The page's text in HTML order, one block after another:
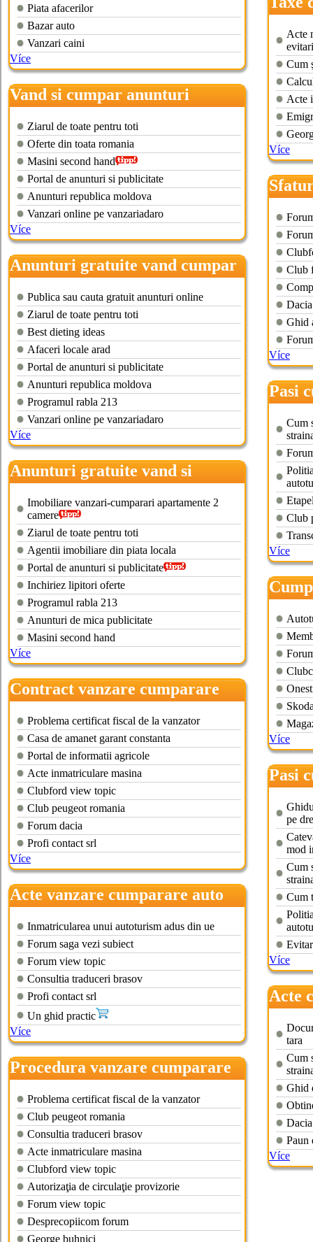
Piata afacerilor
Bazar auto
Vanzari caini
Více
Vand si cumpar anunturi
gratuite
Ziarul de toate pentru toti
Oferte din toata romania
Masini second hand
Portal de anunturi si publicitate
Anunturi republica moldova
Vanzari online pe vanzariadaro
Více
Anunturi gratuite vand cumpar
Publica sau cauta gratuit anunturi online
Ziarul de toate pentru toti
Best dieting ideas
Afaceri locale arad
Portal de anunturi si publicitate
Anunturi republica moldova
Programul rabla 213
Vanzari online pe vanzariadaro
Více
Anunturi gratuite vand si
cumpar arad
Imobiliare vanzari-cumparari apartamente 2
camere
Ziarul de toate pentru toti
Agentii imobiliare din piata locala
Portal de anunturi si publicitate
Inchiriez lipitori oferte
Programul rabla 213
Anunturi de mica publicitate
Masini second hand
Více
Contract vanzare cumparare
auto second hand
Problema certificat fiscal de la vanzator
Casa de amanet garant constanta
Portal de informatii agricole
Acte inmatriculare masina
Clubford view topic
Club peugeot romania
Forum dacia
Profi contact srl
Více
Acte vanzare cumparare auto
second hand
Inmatricularea unui autoturism adus din ue
Forum saga vezi subiect
Forum view topic
Consultia traduceri brasov
Profi contact srl
Un ghid practic
Více
Procedura vanzare cumparare
auto second hand
Problema certificat fiscal de la vanzator
Club peugeot romania
Consultia traduceri brasov
Acte inmatriculare masina
Clubford view topic
Autorizaţia de circulaţie provizorie
Forum view topic
Desprecopiicom forum
George buhnici
hand
Acte
Cum
Acte
Více
hand
Club
Ghid
Více
Pasi
hand
Cum
Club
Více
Více
Pasi
hand
pe
mod
Cum
Cum
Více
Acte
hand
tara
Cum
Ghid
Paun
Více